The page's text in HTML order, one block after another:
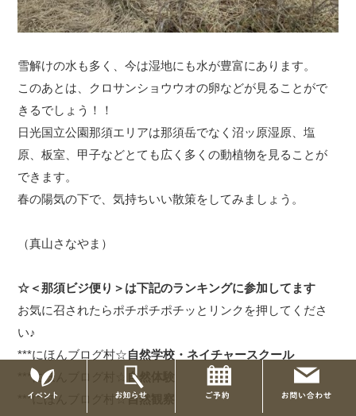
雪解けの水も多く、今は湿地にも水が豊富にあります。
このあとは、クロサンショウウオの卵などが見ることがで
きるでしょう！！
日光国立公園那須エリアは那須岳でなく沼ッ原湿原、塩
原、板室、甲子などとても広く多くの動植物を見ることが
できます。
春の陽気の下で、気持ちいい散策をしてみましょう。
（真山さなやま）
☆＜那須ビジ便り＞は下記のランキングに参加してます
お気に召されたらポチポチポチッとリンクを押してくださ
い♪
***にほんブログ村☆自然学校・ネイチャースクール
***にほんブログ村☆
自然体験
*** にほんブログ村☆自然観察